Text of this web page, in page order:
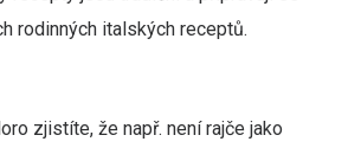
rodinných italských receptů.
zjistíte, že např. není rajče jako